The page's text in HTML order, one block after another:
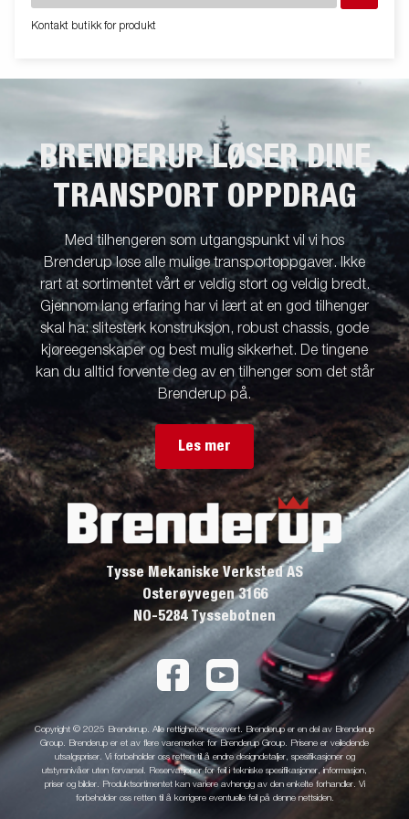
miljøavgift kan tilkomme.
Kontakt butikk for produkt
BRENDERUP LØSER DINE
TRANSPORT OPPDRAG
Med tilhengeren som utgangspunkt vil vi hos
Brenderup løse alle mulige transportoppgaver. Ikke
rart at sortimentet vårt er veldig stort og veldig bredt.
Gjennom lang erfaring har vi lært at en god tilhenger
skal ha: slitesterk konstruksjon, robust chassis, gode
kjøreegenskaper og best mulig sikkerhet. De tingene
kan du alltid forvente deg av en tilhenger som det står
Brenderup på.
Les mer
Tysse Mekaniske Verksted AS
Osterøyvegen 3166
NO-5284 Tyssebotnen
Copyright © 2025 Brenderup. Alle rettigheter reservert. Brenderup er en del av Brenderup
Group. Brenderup er et av flere varemerker for Brenderup Group. Prisene er veiledende
utsalgspriser. Vi forbeholder oss retten til å endre designdetaljer, spesifikasjoner og
utstyrsnivåer uten forvarsel. Reservasjoner for feil i tekniske spesifikasjoner, informasjon,
priser og bilder. Produktsortimentet kan variere avhengig av den enkelte forhandler. Vi
forbeholder oss retten til å korrigere eventuelle feil på denne nettsiden.